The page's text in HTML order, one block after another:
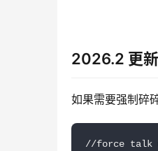
2026.2 更新
如果需要强制碎
//force talk